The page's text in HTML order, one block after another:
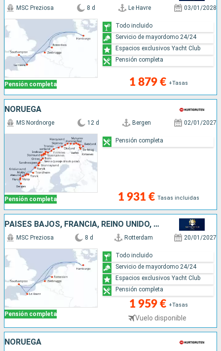
Pensión completa
MSC Preziosa 8 d Le Havre 03/01/2028
1 879 € +Tasas
Todo incluido
Servicio de mayordomo 24/24
Espacios exclusivos Yacht Club
Pensión completa
NORUEGA
Pensión completa
MS Nordnorge 12 d Bergen 02/01/2027
1 931 € Tasas incluidas
Pensión completa
PAISES BAJOS, FRANCIA, REINO UNIDO, ALEMANIA, BÉLGICA
Pensión completa
MSC Preziosa 8 d Rotterdam 20/01/2027
1 959 € +Tasas
Vuelo disponible
Todo incluido
Servicio de mayordomo 24/24
Espacios exclusivos Yacht Club
Pensión completa
NORUEGA